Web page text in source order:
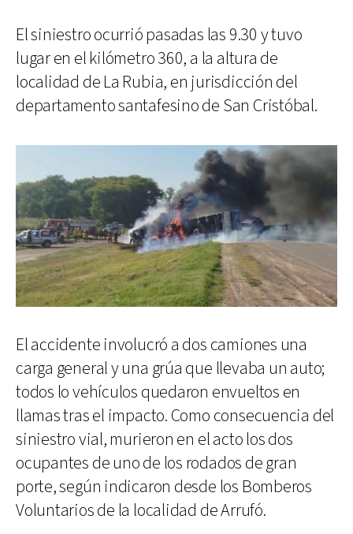
El siniestro ocurrió pasadas las 9.30 y tuvo
lugar en el kilómetro 360, a la altura de
localidad de La Rubia, en jurisdicción del
departamento santafesino de San Cristóbal.
El accidente involucró a dos camiones una
carga general y una grúa que llevaba un auto;
todos lo vehículos quedaron envueltos en
llamas tras el impacto. Como consecuencia del
siniestro vial, murieron en el acto los dos
ocupantes de uno de los rodados de gran
porte, según indicaron desde los Bomberos
Voluntarios de la localidad de Arrufó.